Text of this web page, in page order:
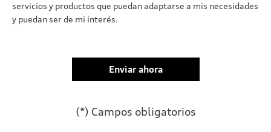
servicios y productos que puedan adaptarse a mis necesidades
y puedan ser de mi interés.
(*) Campos obligatorios